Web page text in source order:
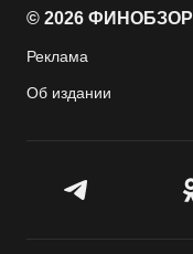
© 2026 ФИНОБЗОР
Реклама
Об издании